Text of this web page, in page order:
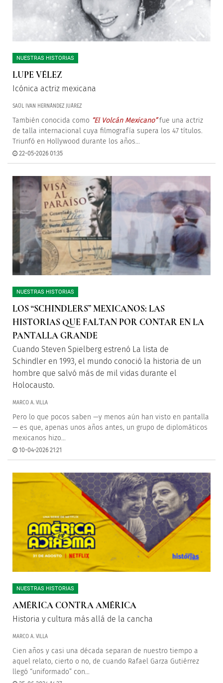
NUESTRAS HISTORIAS
LUPE VÉLEZ
Icónica actriz mexicana
SAÚL IVAN HERNÁNDEZ JUÁREZ
También conocida como “El Volcán Mexicano”fue una actriz
de talla internacional cuya filmografía supera los 47 títulos.
Triunfó en Hollywood durante los años...
22-05-2026 01:35
NUESTRAS HISTORIAS
LOS “SCHINDLERS” MEXICANOS: LAS
HISTORIAS QUE FALTAN POR CONTAR EN LA
PANTALLA GRANDE
Cuando Steven Spielberg estrenó La lista de
Schindler en 1993, el mundo conoció la historia de un
hombre que salvó más de mil vidas durante el
Holocausto.
MARCO A. VILLA
Pero lo que pocos saben —y menos aún han visto en pantalla
— es que, apenas unos años antes, un grupo de diplomáticos
mexicanos hizo...
10-04-2026 21:21
NUESTRAS HISTORIAS
AMÉRICA CONTRA AMÉRICA
Historia y cultura más allá de la cancha
MARCO A. VILLA
Cien años y casi una década separan de nuestro tiempo a
aquel relato, cierto o no, de cuando Rafael Garza Gutiérrez
llegó “uniformado” con...